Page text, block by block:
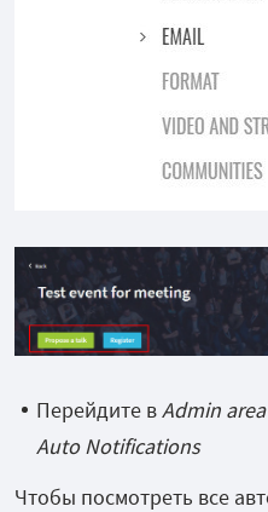
Перейдите вAdmin area
Auto Notifications
Чтобы посмотреть все